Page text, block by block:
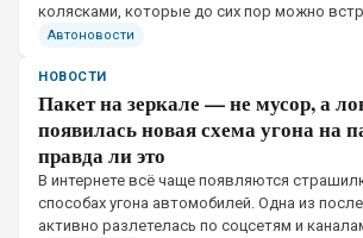
колясками, которые до сих пор можно
«Урал», «Днепр», лёгкий и звонкий «Минск»
Автоновости
НОВОСТИ
Пакет на зеркале — не мусор, а
появилась новая схема угона на
правда ли это
В интернете всё чаще появляются
способах угона автомобилей. Одна из
активно разлетелась по соцсетям и